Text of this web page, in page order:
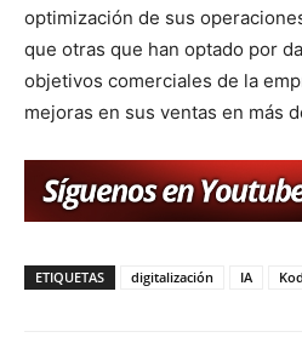
optimización de sus
que otras que han optado por
objetivos comerciales de la
mejoras en sus ventas en más
ETIQUETAS digitalización IA